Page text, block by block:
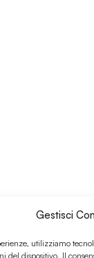
Gestisci
utilizziamo
del dispositivo. Il